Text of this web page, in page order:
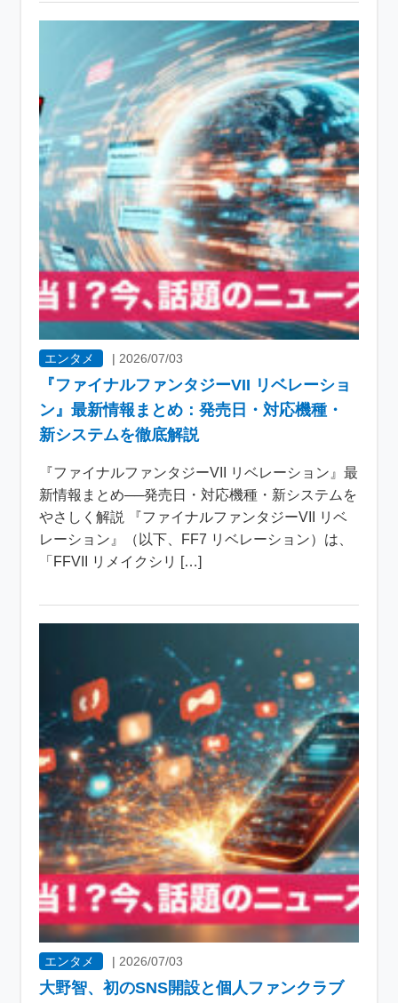
エンタメ |2026/07/03
『ファイナルファンタジーVII リベレーショ
ン』最新情報まとめ：発売日・対応機種・
新システムを徹底解説
『ファイナルファンタジーVII リベレーション』最
新情報まとめ──発売日・対応機種・新システムを
やさしく解説 『ファイナルファンタジーVII リベ
レーション』（以下、FF7 リベレーション）は、
「FFVII リメイクシリ […]
エンタメ |2026/07/03
大野智、初のSNS開設と個人ファンクラブ